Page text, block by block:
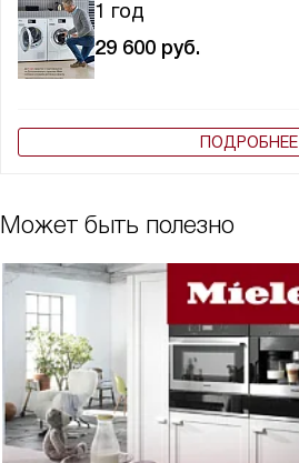
1 год
29 600 руб.
ПОДРОБНЕЕ
Может быть полезно